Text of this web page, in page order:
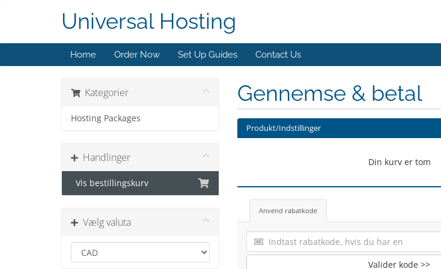
Universal Hosting
Home Order Now Set Up Guides Contact Us
Kategorier
Hosting Packages
Handlinger
Vis bestillingskurv
Vælg valuta
Gennemse & betal
Produkt/Indstillinger
Din kurv er tom
Anvend rabatkode
Valider kode >>